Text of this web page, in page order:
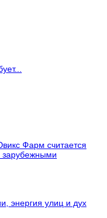
Фарм считается
энергия улиц и дух